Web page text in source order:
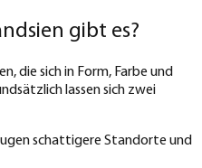
gibt es?
die sich in Form, Farbe und
lassen sich zwei
schattigere Standorte und